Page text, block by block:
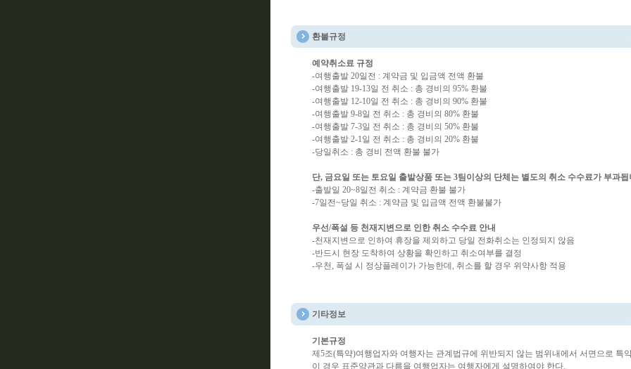
환불규정
예약취소료 규정
-여행출발 20일전 : 계약금 및 입금액 전액 환불
-여행출발 19-13일 전 취소 : 총 경비의 95% 환불
-여행출발 12-10일 전 취소 : 총 경비의 90% 환불
-여행출발 9-8일 전 취소 : 총 경비의 80% 환불
-여행출발 7-3일 전 취소 : 총 경비의 50% 환불
-여행출발 2-1일 전 취소 : 총 경비의 20% 환불
-당일취소 : 총 경비 전액 환불 불가
단, 금요일 또는 토요일 출발상품 또는 3팀이상의 단체는 별도의 취소 수수료가 부과됩
-출발일 20~8일전 취소 : 계약금 환불 불가
-7일전~당일 취소 : 계약금 및 입금액 전액 환불불가
우선/폭설 등 천재지변으로 인한 취소 수수료 안내
-천재지변으로 인하여 휴장을 제외하고 당일 전화취소는 인정되지 않음
-반드시 현장 도착하여 상황을 확인하고 취소여부를 결정
-우천, 폭설 시 정상플레이가 가능한데, 취소를 할 경우 위약사항 적용
기타정보
기본규정
제5조(특약)여행업자와 여행자는 관계법규에 위반되지 않는 범위내에서 서면으로 특
이 경우 표준약관과 다름을 여행업자는 여행자에게 설명하여야 한다.